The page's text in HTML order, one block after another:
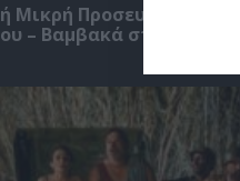
Μικρή Προσευχή στις
– Βαμβακά στην